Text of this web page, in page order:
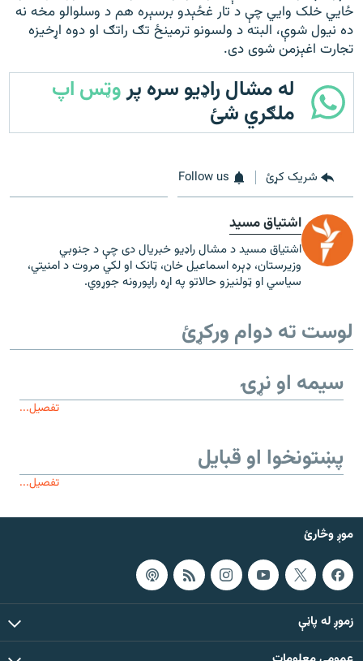
ځايي خلک وايي چې د تار غځېدو برسېره هم د وسلوالو مخه نه
ده نيول شوې، البته د ولسونو ترمینځ تګ راتګ او دوه اړخيزه
تجارت اغېزمن شوی دی.
له مشال راډیو سره پروټس اپ
ملګري شئ
شریک کړئ Follow us
اشتیاق مسید
اشتیاق مسید د مشال راډیو خبریال دی چې د جنوبي
وزیرستان، ډېره اسماعیل خان، ټانک او لکي مروت د امنیتي،
سیاسي او ټولنیزو حالاتو په اړه راپورونه جوړوي.
لوست ته دوام ورکړئ
سیمه او نړۍ
تفصیل...
پښتونخوا او قبایل
تفصیل...
موږ وڅارئ
زموږ له پاڼې